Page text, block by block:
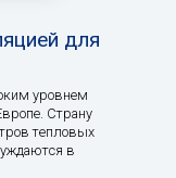
для
уровнем
Страну
тепловых
в